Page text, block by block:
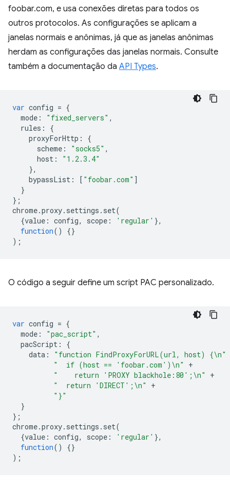
foobar.com, e usa conexões diretas para todos os
outros protocolos. As configurações se aplicam a
janelas normais e anônimas, já que as janelas anônimas
herdam as configurações das janelas normais. Consulte
também a documentação da API Types.
var config = {
mode : "fixed_servers" ,
rules :
{
proxyForHttp :
{
scheme : "socks5" ,
host :
"1.2.3.4"
},
bypassList : [ "foobar.com" ]
}
};
chrome.proxy. settings . set(
{value : config, scope : 'regular' },
function()
{}
);
O código a seguir define um script PAC personalizado.
var config = {
mode : "pac_script" ,
pacScript :
{
data :
"function FindProxyForURL(url, host) {\n"
"  if (host == 'foobar.com')\n"
+
"    return 'PROXY blackhole:80';\n"
+
"  return 'DIRECT';\n"
+
"}"
}
};
chrome.proxy. settings . set(
{value : config, scope : 'regular' },
function()
{}
);